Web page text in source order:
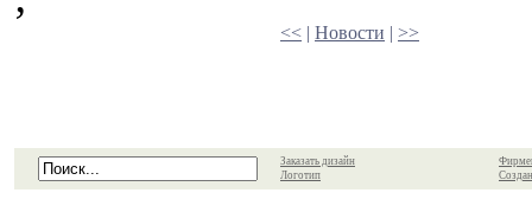
<< | Новости | >>
Заказать дизайн
Логотип